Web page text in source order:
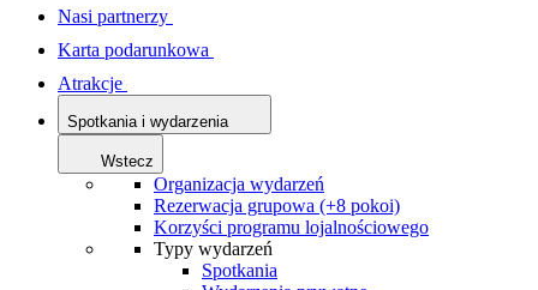
Nasi partnerzy
Karta podarunkowa
Atrakcje
Spotkania i wydarzenia
Wstecz
Organizacja wydarzeń
Rezerwacja grupowa (+8 pokoi)
Korzyści programu lojalnościowego
Typy wydarzeń
Spotkania